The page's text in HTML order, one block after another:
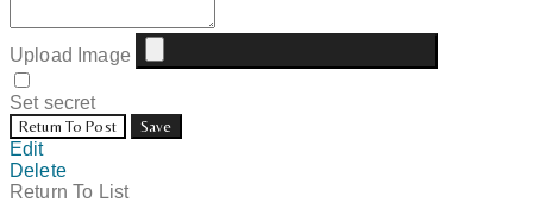
Upload Image
Set secret
Return To Post Save
Edit
Delete
Return To List